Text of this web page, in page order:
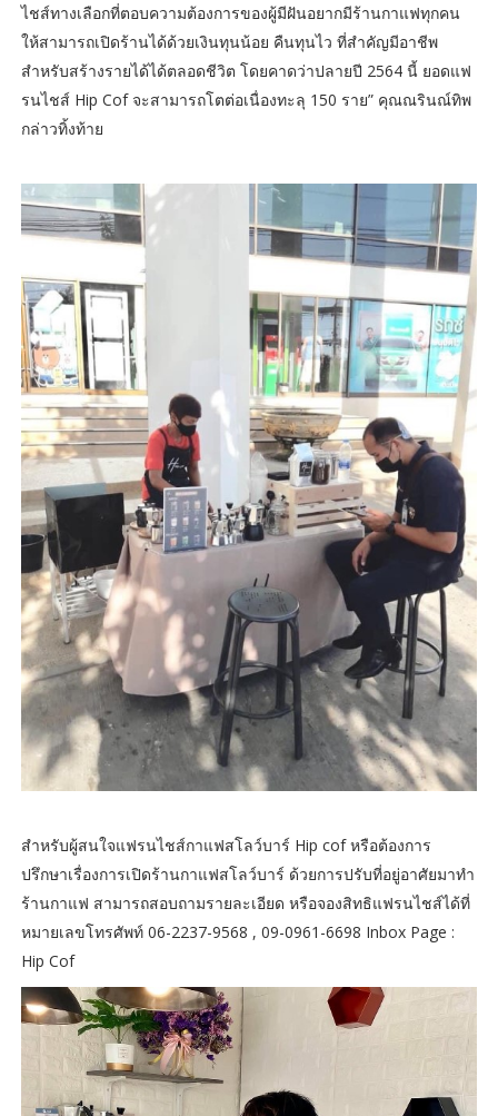
ไชส์ทางเลือกที่ตอบความต้องการของผู้มีฝันอยากมีร้านกาแฟทุกคน
ให้สามารถเปิดร้านได้ด้วยเงินทุนน้อย คืนทุนไว ที่สำคัญมีอาชีพ
สำหรับสร้างรายได้ได้ตลอดชีวิต โดยคาดว่าปลายปี 2564 นี้ ยอดแฟ
รนไชส์ Hip Cof จะสามารถโตต่อเนื่องทะลุ 150 ราย” คุณณรินณ์ทิพ
กล่าวทิ้งท้าย
สำหรับผู้สนใจแฟรนไชส์กาแฟสโลว์บาร์ Hip cof หรือต้องการ
ปรึกษาเรื่องการเปิดร้านกาแฟสโลว์บาร์ ด้วยการปรับที่อยู่อาศัยมาทำ
ร้านกาแฟ สามารถสอบถามรายละเอียด หรือจองสิทธิแฟรนไชส์ได้ที่
หมายเลขโทรศัพท์ 06-2237-9568 , 09-0961-6698 Inbox Page :
Hip Cof